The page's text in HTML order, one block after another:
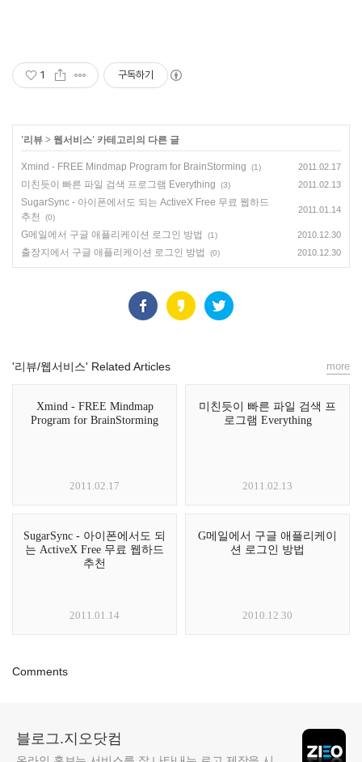
1 구독하기
'리뷰 > 웹서비스' 카테고리의 다른 글
Xmind - FREE Mindmap Program for BrainStorming (1) 2011.02.17
미친듯이 빠른 파일 검색 프로그램 Everything (3) 2011.02.13
SugarSync - 아이폰에서도 되는 ActiveX Free 무료 웹하드
추천
(0)
2011.01.14
G메일에서 구글 애플리케이션 로그인 방법 (1) 2010.12.30
출장지에서 구글 애플리케이션 로그인 방법 (0) 2010.12.30
'리뷰/웹서비스' Related Articles
Xmind - FREE Mindmap
Program for BrainStorming
2011.02.17
미친듯이 빠른 파일 검색 프
로그램 Everything
2011.02.13
SugarSync - 아이폰에서도 되
는 ActiveX Free 무료 웹하드
추천
2011.01.14
G메일에서 구글 애플리케이
션 로그인 방법
2010.12.30
more
Comments
블로그.지오닷컴